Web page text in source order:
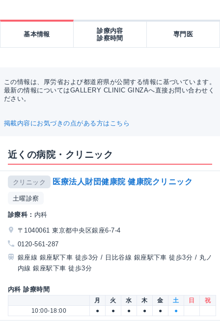
基本情報
診療内容
診察時間
専門医
この情報は、厚労省および都道府県が公開する情報に基づいています。
最新の情報についてはGALLERY CLINIC GINZAへ直接お問い合わせく
ださい。
掲載内容にお気づきの点がある方はこちら
近くの病院・クリニック
クリニック 医療法人財団健康院 健康院クリニック
土曜診察
診療科： 内科
〒1040061 東京都中央区銀座6-7-4
0120-561-287
銀座線 銀座駅下車 徒歩3分 / 日比谷線 銀座駅下車 徒歩3分 / 丸ノ
内線 銀座駅下車 徒歩3分
内科 診療時間
月 火 水 木 金 土 日
祝
10:00-18:00
● ● ● ● ● ●